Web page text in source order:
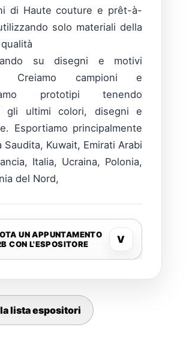
di Haute couture e prêt-à-
solo materiali della
su disegni e motivi
Creiamo campioni e
prototipi tenendo
gli ultimi colori, disegni e
Esportiamo principalmente
Saudita, Kuwait, Emirati Arabi
Italia, Ucraina, Polonia,
del Nord,
UN APPUNTAMENTO
CON L'ESPOSITORE
V
lista espositori